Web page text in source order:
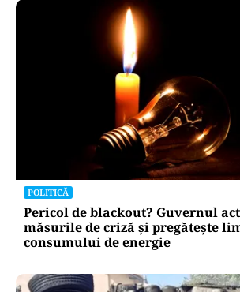
POLITICĂ
Pericol de blackout? Guvernul
măsurile de criză și pregătește
consumului de energie